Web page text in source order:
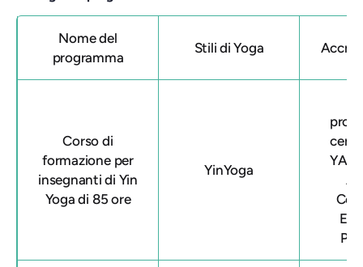
Nome del
programma
Stili di Yoga
Corso di
formazione per
insegnanti di Yin
Yoga di 85 ore
YinYoga